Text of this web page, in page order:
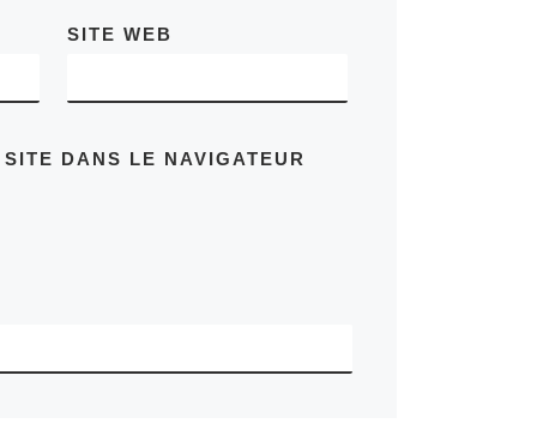
SITE WEB
DANS LE NAVIGATEUR